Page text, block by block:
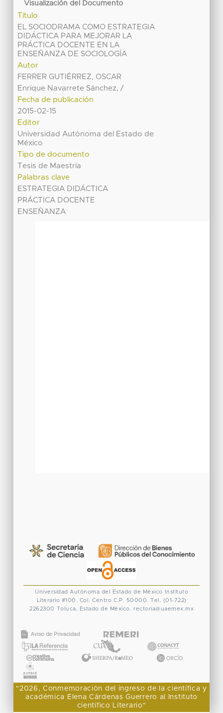
Visualización del Documento
Título
EL SOCIODRAMA COMO ESTRATEGIA
DIDÁCTICA PARA MEJORAR LA
PRÁCTICA DOCENTE EN LA
ENSEÑANZA DE SOCIOLOGÍA
Autor
FERRER GUTIÉRREZ, OSCAR
Enrique Navarrete Sánchez, /
Fecha de publicación
2015-02-15
Editor
Universidad Autónoma del Estado de
México
Tipo de documento
Tesis de Maestría
Palabras clave
ESTRATEGIA DIDÁCTICA
PRÁCTICA DOCENTE
ENSEÑANZA
Universidad Autónoma del Estado de México
Instituto
Literario #100. Col. Centro C.P. 50000. Tel. (01-722)
2262300 Toluca, Estado de México. rectoria@uaemex.mx
"2026, Conmemoración del ingreso de la científica y
académica Elena Cárdenas Guerrero al Instituto
científico Literario"